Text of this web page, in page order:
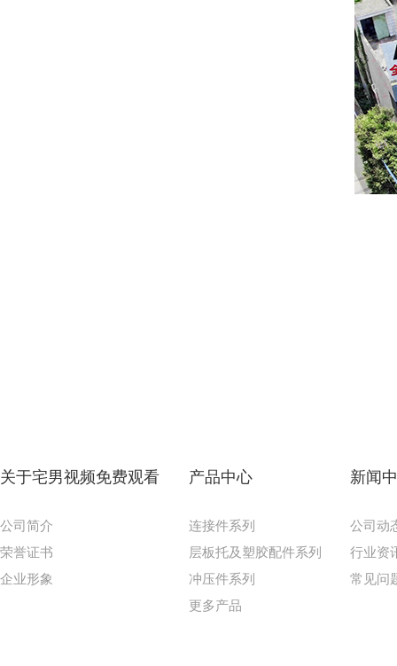
关于宅男视频免费观看
公司简介
荣誉证书
企业形象
产品中心
连接件系列
层板托及塑胶配件系列
冲压件系列
更多产品
新闻
公司动
行业资
常见问